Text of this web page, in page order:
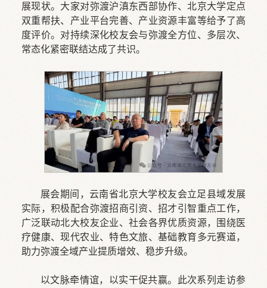
展现状。大家对弥渡沪滇东西部协作、北京大学定点
双重帮扶、产业平台完善、产业资源丰富等给予了高
度评价。对持续深化校友会与弥渡全方位、多层次、
常态化紧密联结达成了共识。
展会期间，云南省北京大学校友会立足县域发展
实际，积极配合弥渡招商引资、招才引智重点工作，
广泛联动北大校友企业、社会各界优质资源，围绕医
疗健康、现代农业、特色文旅、基础教育多元赛道，
助力弥渡全域产业提质增效、稳步升级。
以文脉牵情谊，以实干促共赢。此次系列走访参